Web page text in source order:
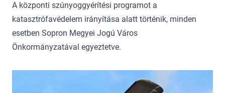
A központi szúnyoggyérítési programot a
katasztrófavédelem irányítása alatt történik, minden
esetben Sopron Megyei Jogú Város
Önkormányzatával egyeztetve.